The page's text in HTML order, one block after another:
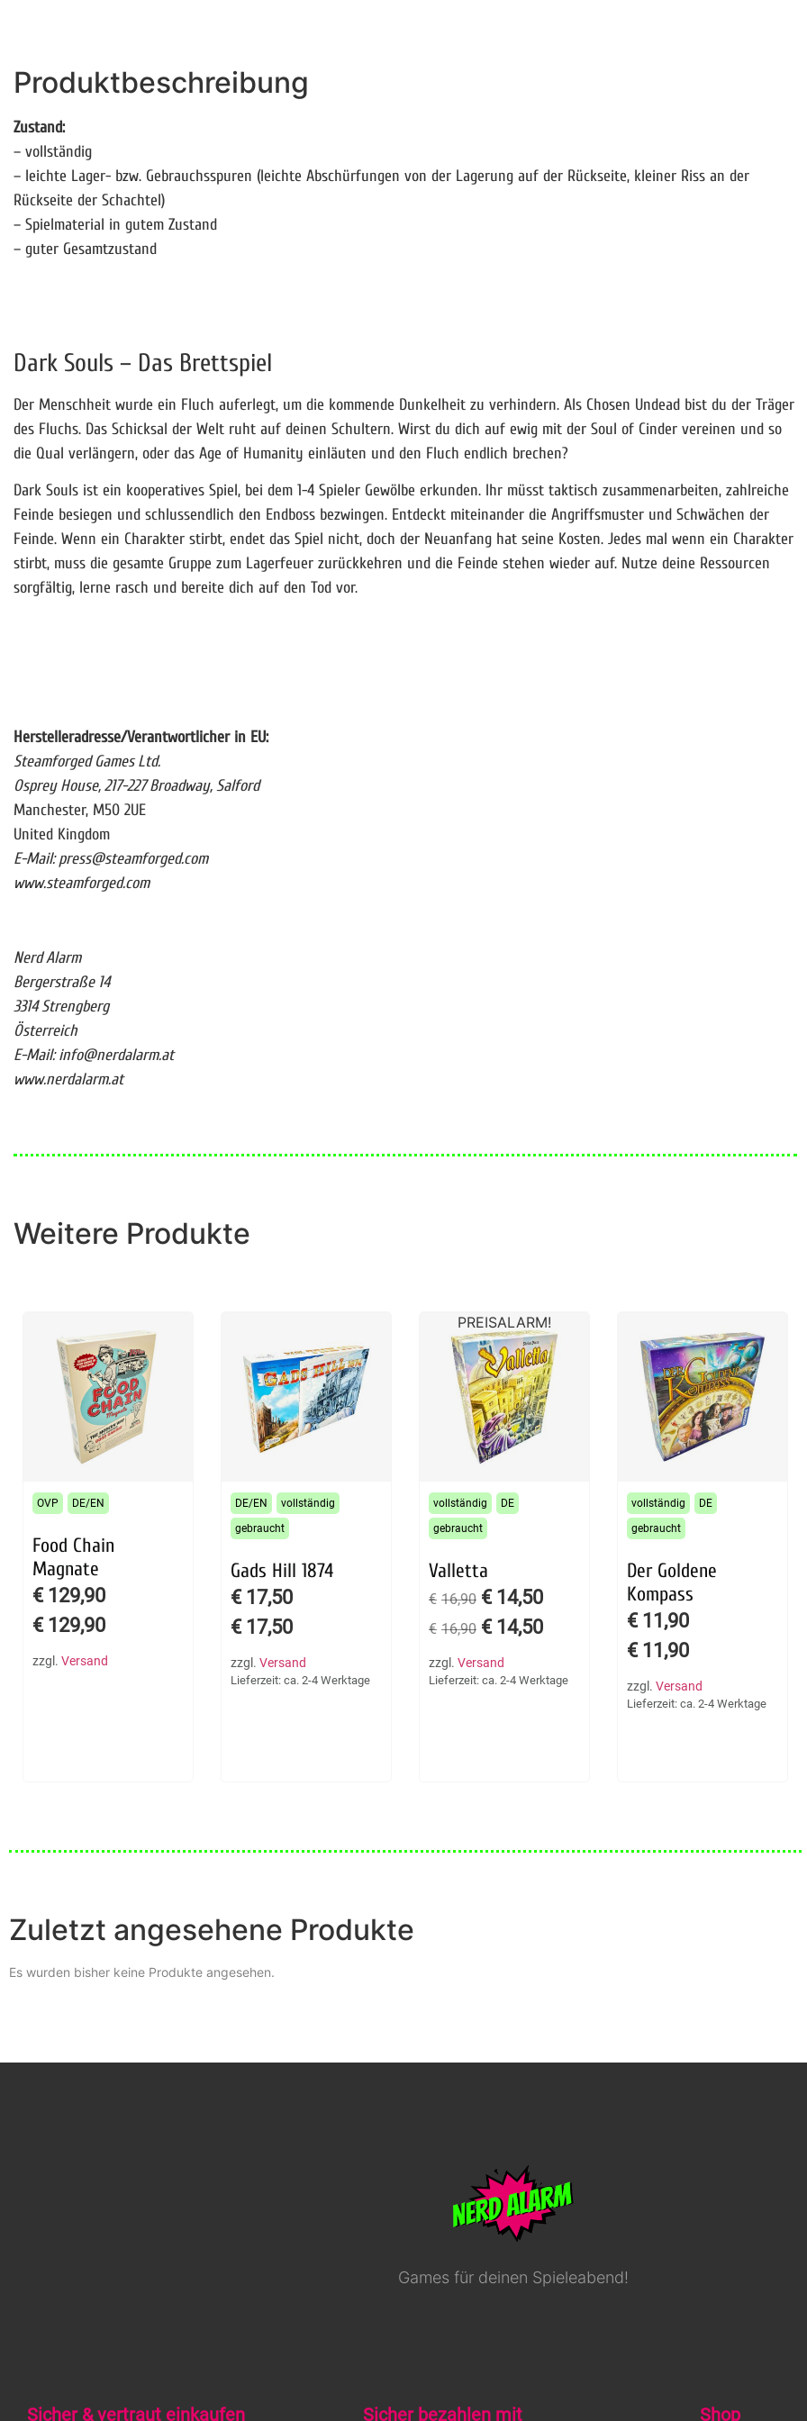
Produktbeschreibung
Zustand:
– vollständig
– leichte Lager- bzw. Gebrauchsspuren (leichte Abschürfungen von der Lagerung auf der Rückseite, kleiner Riss an der
Rückseite der Schachtel)
– Spielmaterial in gutem Zustand
– guter Gesamtzustand
Dark Souls – Das Brettspiel
Der Menschheit wurde ein Fluch auferlegt, um die kommende Dunkelheit zu verhindern. Als Chosen Undead bist du der Träger
des Fluchs. Das Schicksal der Welt ruht auf deinen Schultern. Wirst du dich auf ewig mit der Soul of Cinder vereinen und so
die Qual verlängern, oder das Age of Humanity einläuten und den Fluch endlich brechen?
Dark Souls ist ein kooperatives Spiel, bei dem 1-4 Spieler Gewölbe erkunden. Ihr müsst taktisch zusammenarbeiten, zahlreiche
Feinde besiegen und schlussendlich den Endboss bezwingen. Entdeckt miteinander die Angriffsmuster und Schwächen der
Feinde. Wenn ein Charakter stirbt, endet das Spiel nicht, doch der Neuanfang hat seine Kosten. Jedes mal wenn ein Charakter
stirbt, muss die gesamte Gruppe zum Lagerfeuer zurückkehren und die Feinde stehen wieder auf. Nutze deine Ressourcen
sorgfältig, lerne rasch und bereite dich auf den Tod vor.
Herstelleradresse/Verantwortlicher in EU:
Steamforged Games Ltd.
Osprey House, 217-227 Broadway, Salford
Manchester, M50 2UE
United Kingdom
E-Mail: press@steamforged.com
www.steamforged.com
Nerd Alarm
Bergerstraße 14
3314 Strengberg
Österreich
E-Mail: info@nerdalarm.at
www.nerdalarm.at
Weitere Produkte
Food Chain
Magnate
€ 129,90
€ 129,90
zzgl. Versand
OVP DE/EN
Gads Hill 1874
€ 17,50
€ 17,50
zzgl. Versand
Lieferzeit: ca. 2-4 Werktage
DE/EN
vollständig
gebraucht
PREISALARM!
Valletta
€ 16,90 € 14,50
€ 16,90 € 14,50
zzgl. Versand
Lieferzeit: ca. 2-4 Werktage
vollständig
DE
gebraucht
Der Goldene
Kompass
€ 11,90
€ 11,90
zzgl. Versand
Lieferzeit: ca. 2-4 Werktage
vollständig
DE
gebraucht
Zuletzt angesehene Produkte
Es wurden bisher keine Produkte angesehen.
Games für deinen Spieleabend!
Sicher & vertraut einkaufen Sicher bezahlen mit Shop